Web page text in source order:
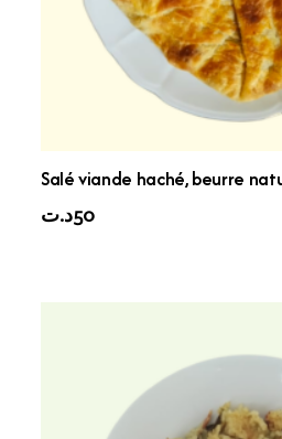
Salé viande haché, beurre
50د.ت